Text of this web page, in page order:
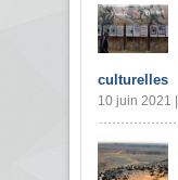
culturelles
10 juin 2021 |